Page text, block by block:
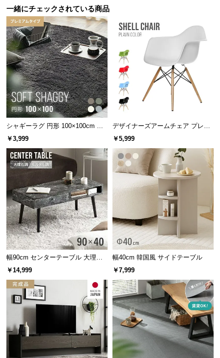
ポ
ト
お
ら
せ
ブ
ロ
グ
企
業
情
報
コード直径 約6.5㎜
コード専用の固定パーツ付き
支柱にはコードが絡みづらくなる固定パーツ付き。
すっきりと整った見た目を保ちます。
一緒にチェックされている商品
シャギーラグ 円形 100×100cm 洗
える 防音 防ダニ 抗菌防臭 滑り止
￥3,999
デザイナーズアームチェア プレー
ンカラー
￥5,999
幅90cm センターテーブル 大理石/
モルタル調 天然木脚 収納スペース
￥14,999
幅40cm 韓国風 サイドテーブル
￥7,999